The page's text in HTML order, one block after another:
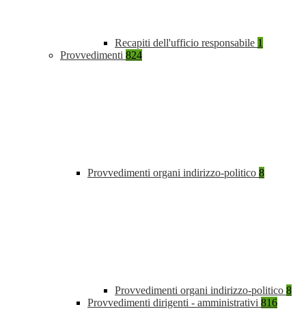
Recapiti dell'ufficio responsabile 1
Provvedimenti 824
Provvedimenti organi indirizzo-politico 8
Provvedimenti organi indirizzo-politico 8
Provvedimenti dirigenti - amministrativi 816